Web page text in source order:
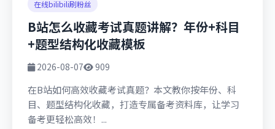
在线bilibili刷粉丝
B站怎么收藏考试真题讲解？年份+科目
+题型结构化收藏模板
2026-08-07 909
在B站如何高效收藏考试真题？本文教你按年份、科
目、题型结构化收藏，打造专属备考资料库，让学习
备考更轻松高效！...